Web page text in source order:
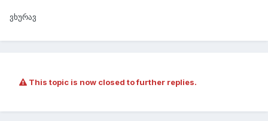
ვხურავ
This topic is now closed to further replies.